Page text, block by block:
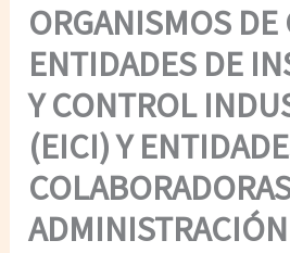
ORGANISMOS
ENTIDADES DE
Y CONTROL
(EICI) Y